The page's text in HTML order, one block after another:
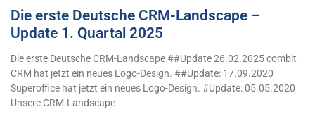
Die erste Deutsche CRM-Landscape –
Update 1. Quartal 2025
Die erste Deutsche CRM-Landscape ##Update 26.02.2025 combit
CRM hat jetzt ein neues Logo-Design. ##Update: 17.09.2020
Superoffice hat jetzt ein neues Logo-Design. #Update: 05.05.2020
Unsere CRM-Landscape